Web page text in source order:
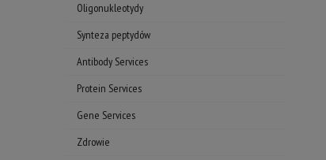
Oligonukleotydy
Synteza peptydów
Antibody Services
Protein Services
Gene Services
Zdrowie